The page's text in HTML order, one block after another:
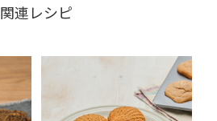
関連レシピ